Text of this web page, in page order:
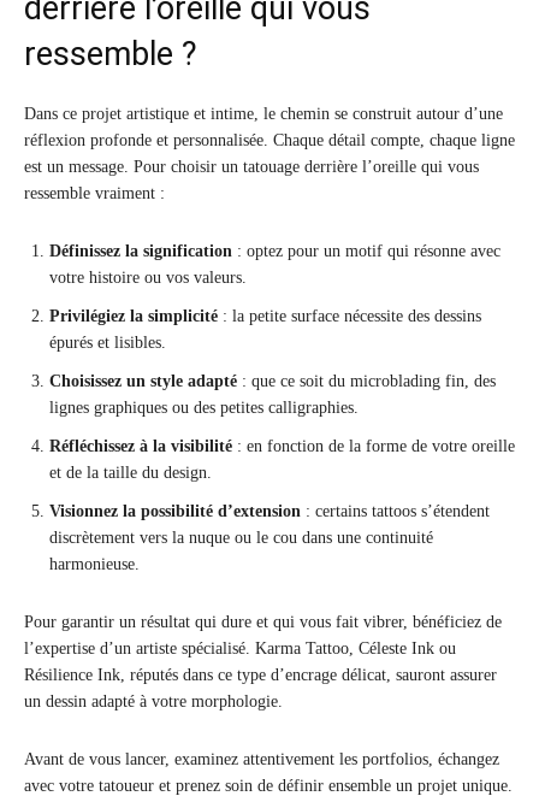
derrière l’oreille qui vous
ressemble ?
Dans ce projet artistique et intime, le chemin se construit autour d’une
réflexion profonde et personnalisée. Chaque détail compte, chaque ligne
est un message. Pour choisir un tatouage derrière l’oreille qui vous
ressemble vraiment :
Définissez la signification : optez pour un motif qui résonne avec
votre histoire ou vos valeurs.
Privilégiez la simplicité : la petite surface nécessite des dessins
épurés et lisibles.
Choisissez un style adapté : que ce soit du microblading fin, des
lignes graphiques ou des petites calligraphies.
Réfléchissez à la visibilité : en fonction de la forme de votre oreille
et de la taille du design.
Visionnez la possibilité d’extension : certains tattoos s’étendent
discrètement vers la nuque ou le cou dans une continuité
harmonieuse.
Pour garantir un résultat qui dure et qui vous fait vibrer, bénéficiez de
l’expertise d’un artiste spécialisé. Karma Tattoo, Céleste Ink ou
Résilience Ink, réputés dans ce type d’encrage délicat, sauront assurer
un dessin adapté à votre morphologie.
Avant de vous lancer, examinez attentivement les portfolios, échangez
avec votre tatoueur et prenez soin de définir ensemble un projet unique.